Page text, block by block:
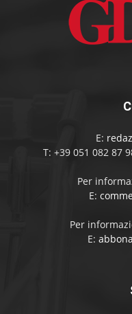
E:
T: +39 051 082 87
Per
E:
Per
E: